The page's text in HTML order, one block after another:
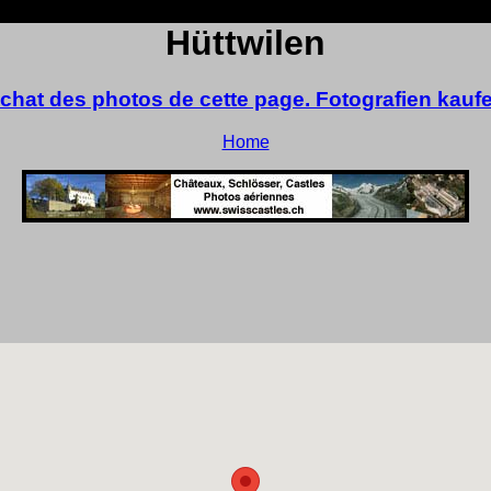
Hüttwilen
des photos de cette page. Fotografien
Home